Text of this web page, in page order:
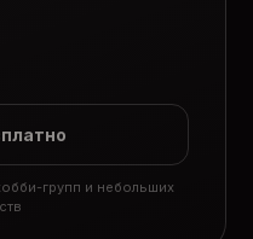
групп и небольших